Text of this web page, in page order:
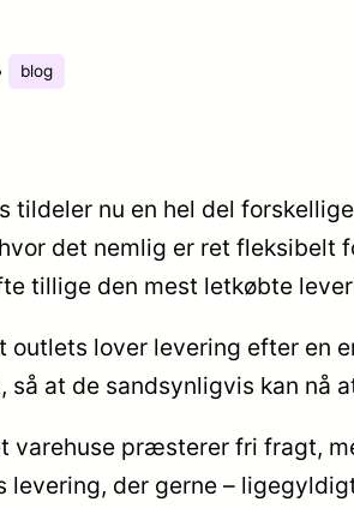
blog
tildeler nu en hel del
det nemlig er ret fleksibelt
tillige den mest letkøbte
outlets lover levering efter en
at de sandsynligvis kan nå
varehuse præsterer fri fragt,
levering, der gerne –